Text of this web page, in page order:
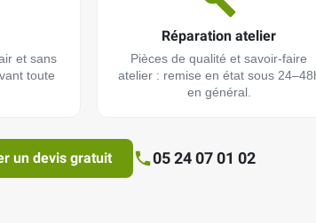
et sans
toute
Réparation atelier
Pièces de qualité et savoir-faire
atelier : remise en état sous
en général.
un devis gratuit 05 24 07 01 02